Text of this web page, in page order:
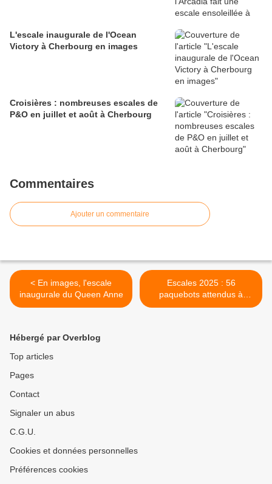
L'escale inaugurale de l'Ocean
Victory à Cherbourg en images
Croisières : nombreuses escales de
P&O en juillet et août à Cherbourg
Commentaires
Ajouter un commentaire
< En images, l'escale
inaugurale du Queen Anne
Escales 2025 : 56
paquebots attendus à
Cherbourg >
Hébergé par Overblog
Top articles
Pages
Contact
Signaler un abus
C.G.U.
Cookies et données personnelles
Préférences cookies